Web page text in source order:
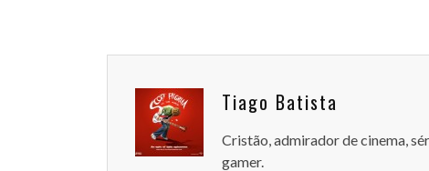
Tiago Batista
Cristão, admirador de cinema,
gamer.